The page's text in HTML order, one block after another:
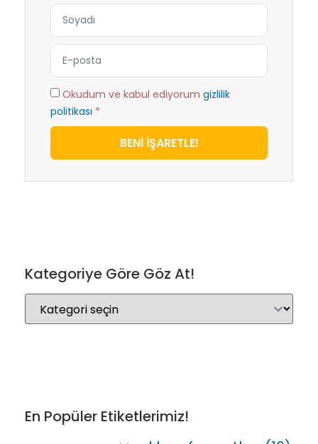
Okudum ve kabul ediyorum gizlilik
politikası *
BENİ İŞARETLE!
Kategoriye Göre Göz At!
En Popüler Etiketlerimiz!